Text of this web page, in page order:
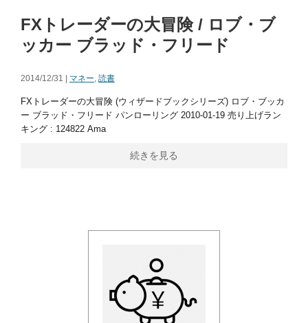
FXトレーダーの大冒険 / ロブ・ブ
ッカー ブラッド・フリード
2014/12/31 | マネー, 読書
FXトレーダーの大冒険 (ウィザードブックシリーズ) ロブ・ブッカ
ー ブラッド・フリード パンローリング 2010-01-19 売り上げラン
キング : 124822 Ama
続きを見る